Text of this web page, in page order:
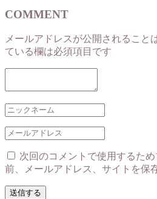
COMMENT
メールアドレスが公開されること
ている欄は必須項目です
次回のコメントで使用するた
前、メールアドレス、サイトを保